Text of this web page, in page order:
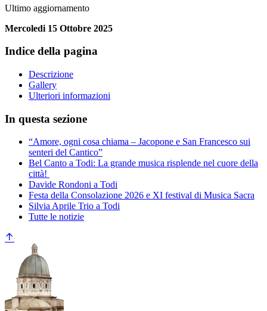
Ultimo aggiornamento
Mercoledi 15 Ottobre 2025
Indice della pagina
Descrizione
Gallery
Ulteriori informazioni
In questa sezione
“Amore, ogni cosa chiama – Jacopone e San Francesco sui
senteri del Cantico”
Bel Canto a Todi: La grande musica risplende nel cuore della
città!
Davide Rondoni a Todi
Festa della Consolazione 2026 e XI festival di Musica Sacra
Silvia Aprile Trio a Todi
Tutte le notizie